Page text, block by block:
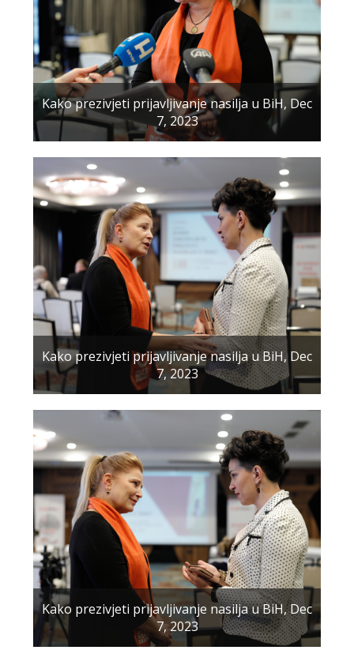
Kako prezivjeti prijavljivanje nasilja u BiH, Dec
7, 2023
Kako prezivjeti prijavljivanje nasilja u BiH, Dec
7, 2023
Kako prezivjeti prijavljivanje nasilja u BiH, Dec
7, 2023